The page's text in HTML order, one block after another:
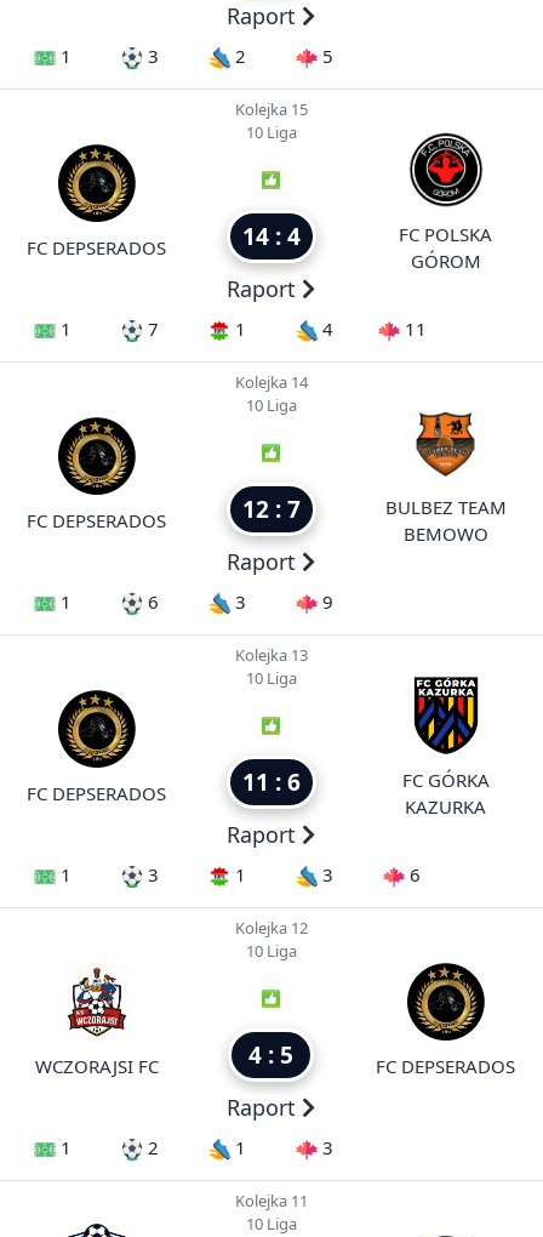
Raport
1 3 2 5
FC DEPSERADOS
Kolejka 15
10 Liga
14 : 4
Raport
FC POLSKA
GÓROM
1 7 1 4 11
FC DEPSERADOS
Kolejka 14
10 Liga
12 : 7
Raport
BULBEZ TEAM
BEMOWO
1 6 3 9
FC DEPSERADOS
Kolejka 13
10 Liga
11 : 6
Raport
FC GÓRKA
KAZURKA
1 3 1 3 6
WCZORAJSI FC
Kolejka 12
10 Liga
4 : 5
Raport
FC DEPSERADOS
1 2 1 3
Kolejka 11
10 Liga